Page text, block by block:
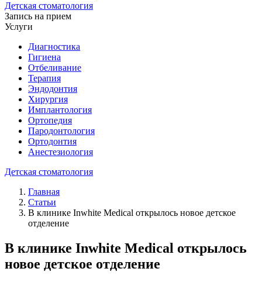
Детская стоматология
Запись на прием
Услуги
Диагностика
Гигиена
Отбеливание
Терапия
Эндодонтия
Хирургия
Имплантология
Ортопедия
Пародонтология
Ортодонтия
Анестезиология
Детская стоматология
Главная
Статьи
В клинике Inwhite Medical открылось новое детское
отделение
В клинике Inwhite Medical открылось
новое детское отделение